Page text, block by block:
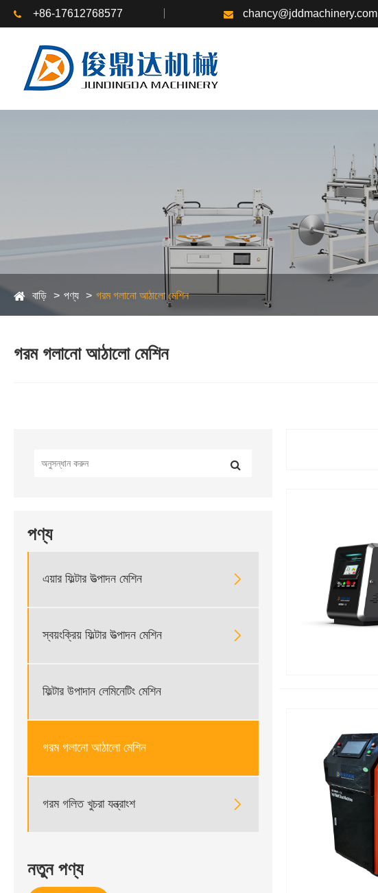
+86-17612768577 chancy@jddmachinery.com
বাড়ি পণ্য গরম গলানো আঠালো মেশিন
গরম গলানো আঠালো মেশিন
পণ্য
এয়ার ফিল্টার উত্পাদন মেশিন 
স্বয়ংক্রিয় ফিল্টার উত্পাদন মেশিন 
ফিল্টার উপাদান লেমিনেটিং মেশিন
গরম গলানো আঠালো মেশিন
গরম গলিত খুচরা যন্ত্রাংশ 
নতুন পণ্য